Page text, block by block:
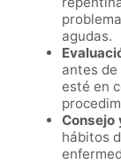
agudas.
antes de
esté en
Consejo
hábitos